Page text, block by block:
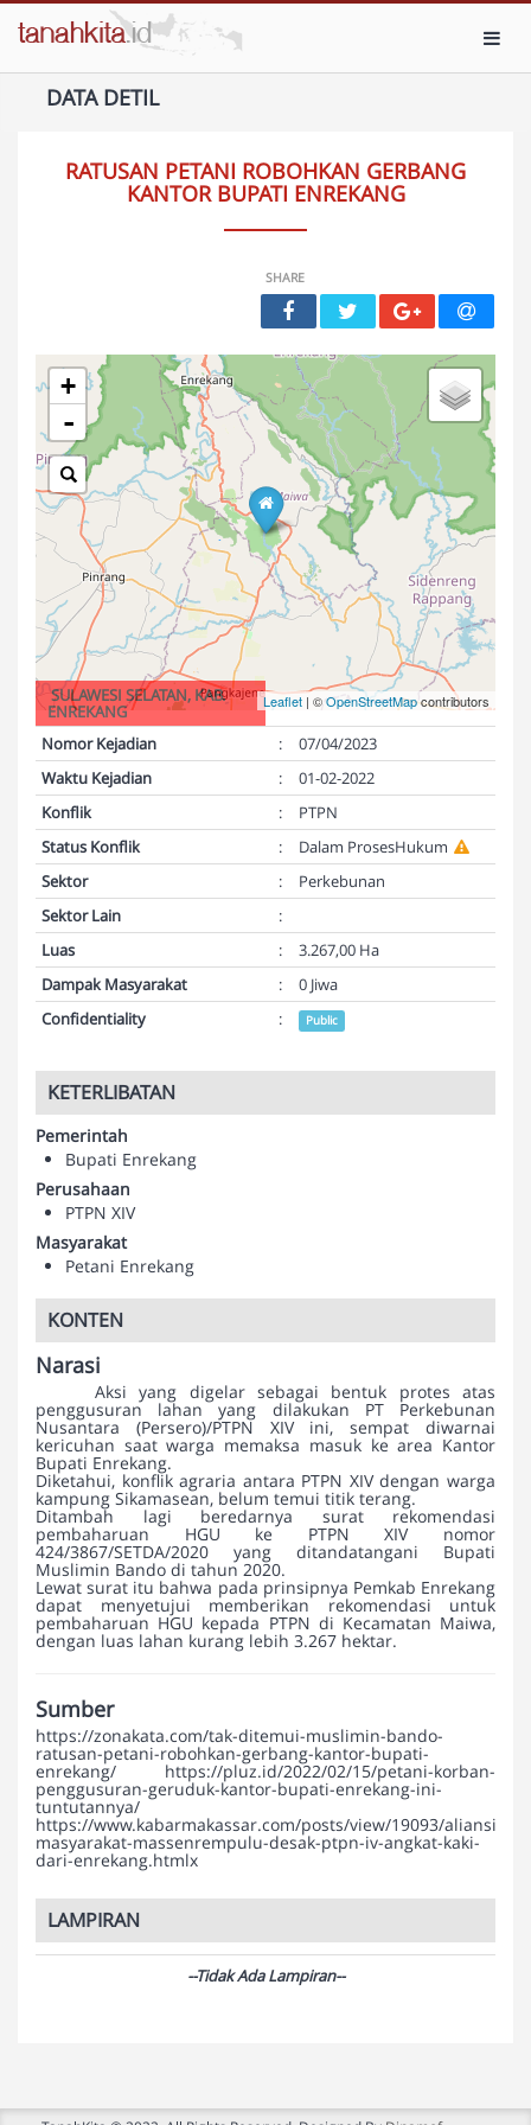
DATA DETIL
RATUSAN PETANI ROBOHKAN GERBANG
KANTOR BUPATI ENREKANG
SHARE
+
-
Leaflet | ©OpenStreetMapcontributors
SULAWESI SELATAN, KAB.
ENREKANG
Nomor Kejadian
:
07/04/2023
Waktu Kejadian
:
01-02-2022
Konflik
:
PTPN
Status Konflik
:
Dalam ProsesHukum
Sektor
:
Perkebunan
Sektor Lain
:
Luas
:
3.267,00 Ha
Dampak Masyarakat
:
0 Jiwa
Confidentiality
: Public
KETERLIBATAN
Pemerintah
Bupati Enrekang
Perusahaan
PTPN XIV
Masyarakat
Petani Enrekang
KONTEN
Narasi
Aksi yang digelar sebagai bentuk protes atas
penggusuran lahan yang dilakukan PT Perkebunan
Nusantara (Persero)/PTPN XIV ini, sempat diwarnai
kericuhan saat warga memaksa masuk ke area Kantor
Bupati Enrekang.
Diketahui, konflik agraria antara PTPN XIV dengan warga
kampung Sikamasean, belum temui titik terang.
Ditambah lagi beredarnya surat rekomendasi
pembaharuan HGU ke PTPN XIV nomor
424/3867/SETDA/2020 yang ditandatangani Bupati
Muslimin Bando di tahun 2020.
Lewat surat itu bahwa pada prinsipnya Pemkab Enrekang
dapat menyetujui memberikan rekomendasi untuk
pembaharuan HGU kepada PTPN di Kecamatan Maiwa,
dengan luas lahan kurang lebih 3.267 hektar.
Sumber
https://zonakata.com/tak-ditemui-muslimin-bando-
ratusan-petani-robohkan-gerbang-kantor-bupati-
enrekang/ https://pluz.id/2022/02/15/petani-korban-
penggusuran-geruduk-kantor-bupati-enrekang-ini-
tuntutannya/
https://www.kabarmakassar.com/posts/view/19093/aliansi-
masyarakat-massenrempulu-desak-ptpn-iv-angkat-kaki-
dari-enrekang.htmlx
LAMPIRAN
--Tidak Ada Lampiran--